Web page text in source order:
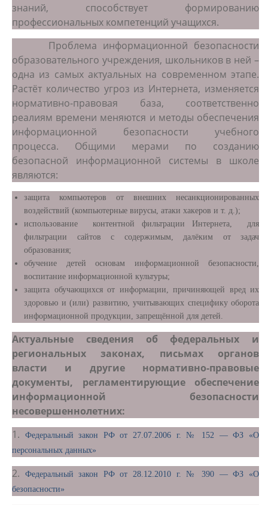
знаний, способствует формированию
профессиональных компетенций учащихся.
Проблема информационной безопасности
образовательного учреждения, школьников в ней –
одна из самых актуальных на современном этапе.
Растёт количество угроз из Интернета, изменяется
нормативно-правовая база, соответственно
реалиям времени меняются и методы обеспечения
информационной безопасности учебного
процесса. Общими мерами по созданию
безопасной информационной системы в школе
являются:
защита компьютеров от внешних несанкционированных
воздействий (компьютерные вирусы, атаки хакеров и т. д.);
использование контентной фильтрации Интернета, для
фильтрации сайтов с содержимым, далёким от задач
образования;
обучение детей основам информационной безопасности,
воспитание информационной культуры;
защита обучающихся от информации, причиняющей вред их
здоровью и (или) развитию, учитывающих специфику оборота
информационной продукции, запрещённой для детей.
Актуальные сведения об федеральных и
региональных законах, письмах органов
власти и другие нормативно-правовые
документы, регламентирующие обеспечение
информационной безопасности
несовершеннолетних:
1.
Федеральный закон РФ от 27.07.2006 г. № 152 — ФЗ «О
персональных данных»
2.
Федеральный закон РФ от 28.12.2010 г. № 390 — ФЗ «О
безопасности»